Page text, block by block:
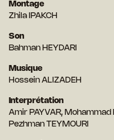
Montage
Zhila IPAKCH
Son
Bahman HEYDARI
Musique
Hossein ALIZADEH
Interprétation
Amir PAYVAR, Mohammad
Pezhman TEYMOURI